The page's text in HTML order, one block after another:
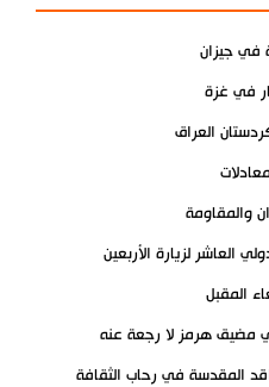
في جيزان
في غزة
العراق
والمقاومة
العاشر لزيارة الأربعين
المقبل
مضيق هرمز لا رجعة عنه
المقدسة في رحاب الثقافة